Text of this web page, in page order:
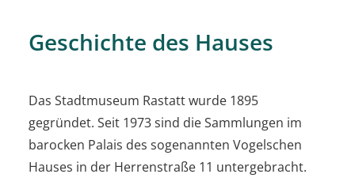
Geschichte des Hauses
Das Stadtmuseum Rastatt wurde 1895
gegründet. Seit 1973 sind die Sammlungen im
barocken Palais des sogenannten Vogelschen
Hauses in der Herrenstraße 11 untergebracht.